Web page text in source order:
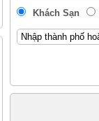
Khách Sạn